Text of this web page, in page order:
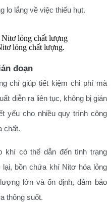
lo lắng về việc thiếu hụt.
lỏng chất lượng.
đoạn
chỉ giúp tiết kiệm chi phí mà
diễn ra liên tục, không bị gián
yếu cho nhiều quy trình công
chất.
khí có thể dẫn đến tình trạng
bồn chứa khí Nitơ hóa lỏng
lớn và ổn định, đảm bảo
thông suốt.